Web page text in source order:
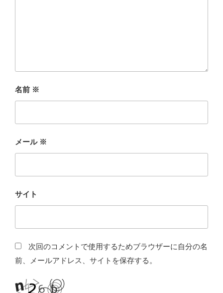
名前 ※
メール ※
サイト
次回のコメントで使用するためブラウザーに自分の名
前、メールアドレス、サイトを保存する。